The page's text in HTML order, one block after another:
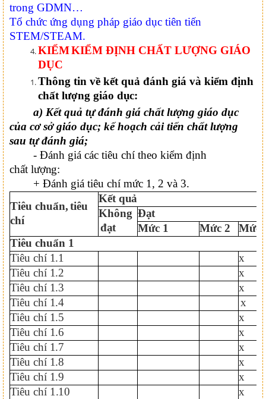
trong GDMN…
Tổ chức ứng dụng pháp giáo dục tiên tiến
STEM/STEAM.
KIỂMKIỂM ĐỊNH CHẤT LƯỢNG GIÁO
DỤC
Thông tin về kết quả đánh giá và kiểm định
chất lượng giáo dục:
a) Kết quả tự đánh giá chất lượng giáo dục
của cơ sở giáo dục; kế hoạch cải tiến chất lượng
sau tự đánh giá;
- Đánh giá các tiêu chí theo kiểm định
chất lượng:
+ Đánh giá tiêu chí mức 1, 2 và 3.
Tiêu chuẩn,tiêu
chí
Kết quả
Không
đạt
Đạt
Mức 1 Mức 2 Mức
Tiêu chuẩn 1
Tiêu chí 1.1
x
Tiêu chí 1.2
x
Tiêu chí 1.3
x
Tiêu chí 1.4
x
Tiêu chí 1.5
x
Tiêu chí 1.6
x
Tiêu chí 1.7
x
Tiêu chí 1.8
x
Tiêu chí 1.9
x
Tiêu chí 1.10 x